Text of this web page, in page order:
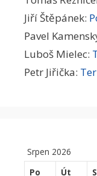
Jiří Štěpánek:
Pavel
Luboš Mielec:
Petr Jiřička:
Srpen 2026
Po
Út